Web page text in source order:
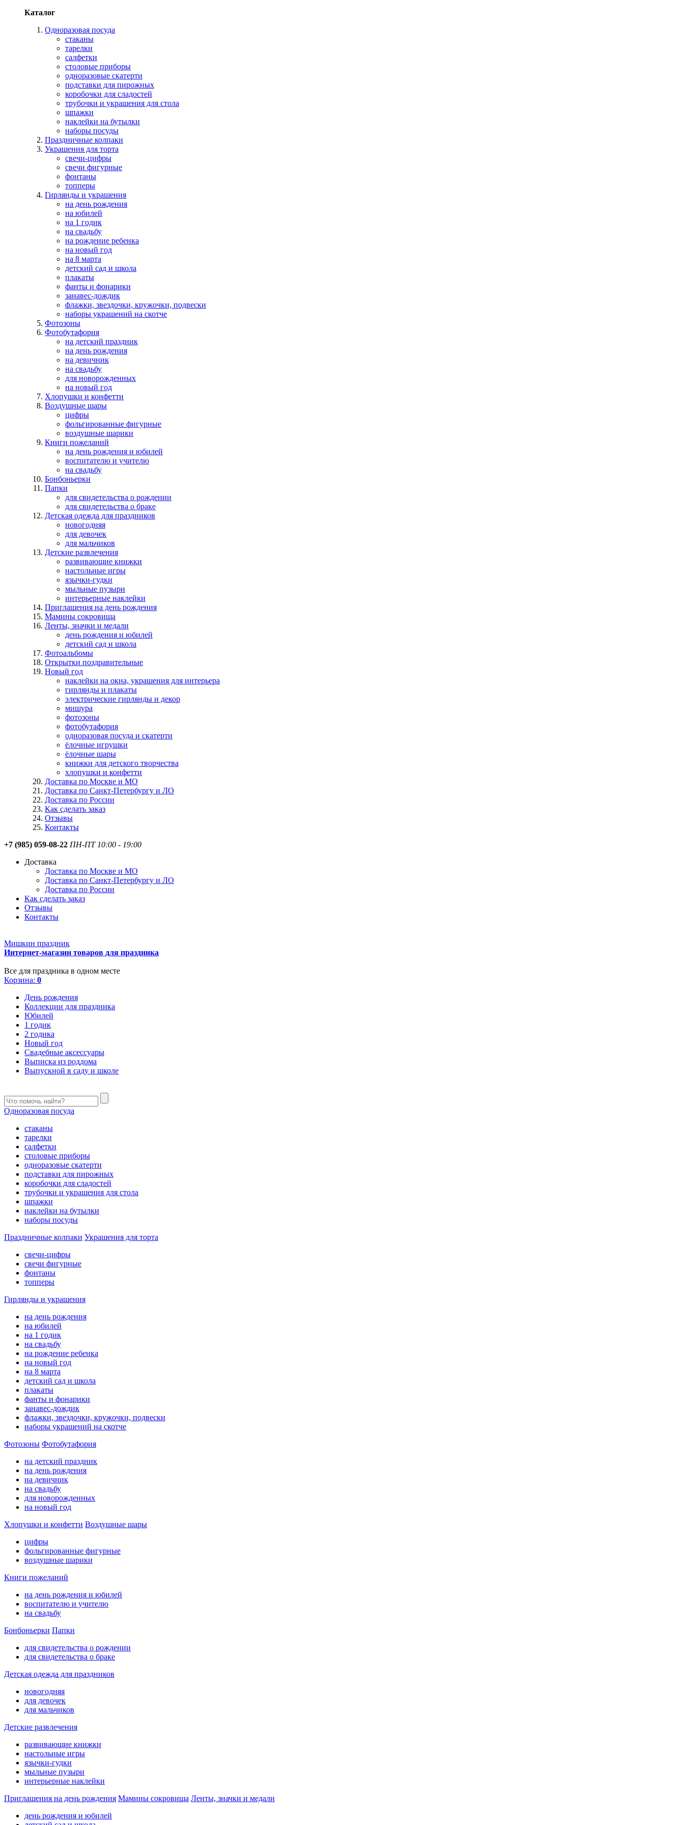
Каталог
Одноразовая посуда
стаканы
тарелки
салфетки
столовые приборы
одноразовые скатерти
подставки для пирожных
коробочки для сладостей
трубочки и украшения для стола
шпажки
наклейки на бутылки
наборы посуды
Праздничные колпаки
Украшения для торта
свечи-цифры
свечи фигурные
фонтаны
топперы
Гирлянды и украшения
на день рождения
на юбилей
на 1 годик
на свадьбу
на рождение ребенка
на новый год
на 8 марта
детский сад и школа
плакаты
фанты и фонарики
занавес-дождик
флажки, звездочки, кружочки, подвески
наборы украшений на скотче
Фотозоны
Фотобутафория
на детский праздник
на день рождения
на девичник
на свадьбу
для новорожденных
на новый год
Хлопушки и конфетти
Воздушные шары
цифры
фольгированные фигурные
воздушные шарики
Книги пожеланий
на день рождения и юбилей
воспитателю и учителю
на свадьбу
Бонбоньерки
Папки
для свидетельства о рождении
для свидетельства о браке
Детская одежда для праздников
новогодняя
для девочек
для мальчиков
Детские развлечения
развивающие книжки
настольные игры
язычки-гудки
мыльные пузыри
интерьерные наклейки
Приглашения на день рождения
Мамины сокровища
Ленты, значки и медали
день рождения и юбилей
детский сад и школа
Фотоальбомы
Открытки поздравительные
Новый год
наклейки на окна, украшения для интерьера
гирлянды и плакаты
электрические гирлянды и декор
мишура
фотозоны
фотобутафория
одноразовая посуда и скатерти
ёлочные игрушки
ёлочные шары
книжки для детского творчества
хлопушки и конфетти
Доставка по Москве и МО
Доставка по Санкт-Петербургу и ЛО
Доставка по России
Как сделать заказ
Отзывы
Контакты
+7 (985) 059-08-22 ПН-ПТ 10:00 - 19:00
Доставка
Доставка по Москве и МО
Доставка по Санкт-Петербургу и ЛО
Доставка по России
Как сделать заказ
Отзывы
Контакты
Мишкин праздник
Интернет-магазин товаров для праздника
Все для праздника в одном месте
Корзина: 0
День рождения
Коллекции для праздника
Юбилей
1 годик
2 годика
Новый год
Свадебные аксессуары
Выписка из роддома
Выпускной в саду и школе
Одноразовая посуда
стаканы
тарелки
салфетки
столовые приборы
одноразовые скатерти
подставки для пирожных
коробочки для сладостей
трубочки и украшения для стола
шпажки
наклейки на бутылки
наборы посуды
Праздничные колпаки Украшения для торта
свечи-цифры
свечи фигурные
фонтаны
топперы
Гирлянды и украшения
на день рождения
на юбилей
на 1 годик
на свадьбу
на рождение ребенка
на новый год
на 8 марта
детский сад и школа
плакаты
фанты и фонарики
занавес-дождик
флажки, звездочки, кружочки, подвески
наборы украшений на скотче
Фотозоны Фотобутафория
на детский праздник
на день рождения
на девичник
на свадьбу
для новорожденных
на новый год
Хлопушки и конфетти Воздушные шары
цифры
фольгированные фигурные
воздушные шарики
Книги пожеланий
на день рождения и юбилей
воспитателю и учителю
на свадьбу
Бонбоньерки Папки
для свидетельства о рождении
для свидетельства о браке
Детская одежда для праздников
новогодняя
для девочек
для мальчиков
Детские развлечения
развивающие книжки
настольные игры
язычки-гудки
мыльные пузыри
интерьерные наклейки
Приглашения на день рождения Мамины сокровища Ленты, значки и медали
день рождения и юбилей